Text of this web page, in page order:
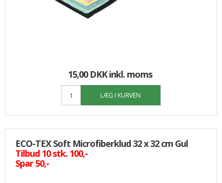
15,00 DKKinkl. moms
ECO-TEX Soft Microfiberklud 32 x 32 cm Gul
Tilbud 10 stk. 100,-
Spar 50,-